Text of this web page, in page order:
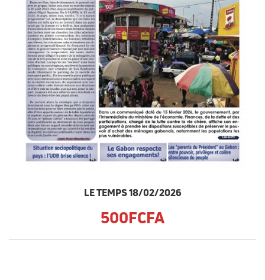
LE TEMPS 18/02/2026
500FCFA